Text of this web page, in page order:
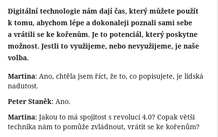
Digitální technologie nám dají čas, který můžete použít
k tomu, abychom lépe a dokonaleji poznali sami sebe
a vrátili se ke kořenům. Je to potenciál, který poskytne
možnost. Jestli to využijeme, nebo nevyužijeme, je naše
volba.
Martina: Ano, chtěla jsem říct, že to, co popisujete, je lidská
nadutost.
Peter Staněk: Ano.
Martina: Jakou to má spojitost s revolucí 4.0? Copak větší
technika nám to pomůže zvládnout, vrátit se ke kořenům?